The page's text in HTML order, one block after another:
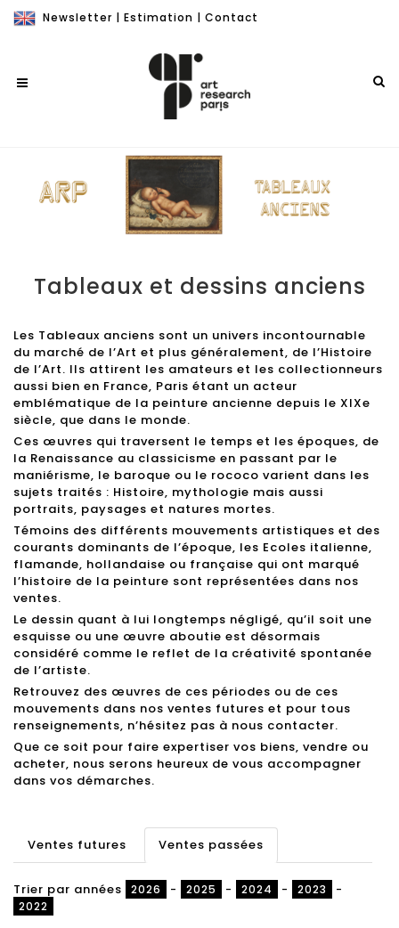
Newsletter | Estimation | Contact
Tableaux et dessins anciens
Les Tableaux anciens sont un univers incontournable
du marché de l’Art et plus généralement, de l’Histoire
de l’Art. Ils attirent les amateurs et les collectionneurs
aussi bien en France, Paris étant un acteur
emblématique de la peinture ancienne depuis le XIXe
siècle, que dans le monde.
Ces œuvres qui traversent le temps et les époques, de
la Renaissance au classicisme en passant par le
maniérisme, le baroque ou le rococo varient dans les
sujets traités : Histoire, mythologie mais aussi
portraits, paysages et natures mortes.
Témoins des différents mouvements artistiques et des
courants dominants de l’époque, les Ecoles italienne,
flamande, hollandaise ou française qui ont marqué
l’histoire de la peinture sont représentées dans nos
ventes.
Le dessin quant à lui longtemps négligé, qu’il soit une
esquisse ou une œuvre aboutie est désormais
considéré comme le reflet de la créativité spontanée
de l’artiste.
Retrouvez des œuvres de ces périodes ou de ces
mouvements dans nos ventes futures et pour tous
renseignements, n’hésitez pas à nous contacter.
Que ce soit pour faire expertiser vos biens, vendre ou
acheter, nous serons heureux de vous accompagner
dans vos démarches.
Ventes futures Ventes passées
Trier par années 2026 - 2025 - 2024 - 2023 -
2022